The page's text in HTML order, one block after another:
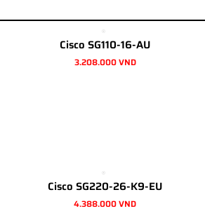
Cisco SG110-16-AU
3.208.000 VND
Cisco SG220-26-K9-EU
4.388.000 VND